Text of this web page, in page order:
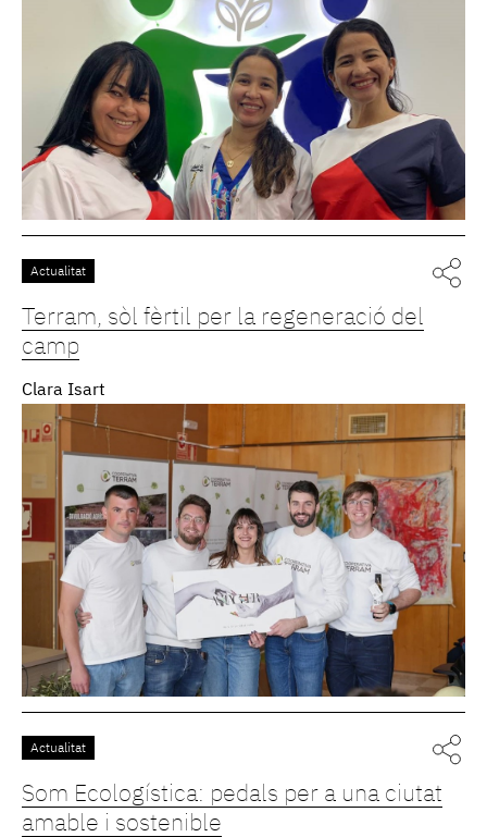
Actualitat
Terram, sòl fèrtil per la regeneració del
camp
Clara Isart
Actualitat
Som Ecologística: pedals per a una ciutat
amable i sostenible